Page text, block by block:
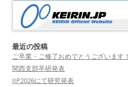
最近の投稿
ご卒業・ご修了おめでとうございます！
関西支部卒研発表
IIP2026にて研究発表